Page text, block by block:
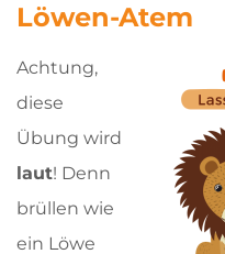
Löwen-Atem
Achtung,
diese
Übung wird
laut! Denn
brüllen wie
ein Löwe